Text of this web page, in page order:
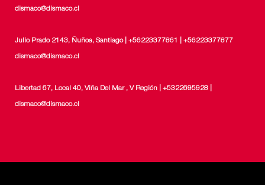
dismaco@dismaco.cl
Julio Prado 2143, Ñuñoa, Santiago | +56223377861 | +56223377877
dismaco@dismaco.cl
Libertad 67, Local 40, Viña Del Mar , V Región | +5322695928 |
dismaco@dismaco.cl